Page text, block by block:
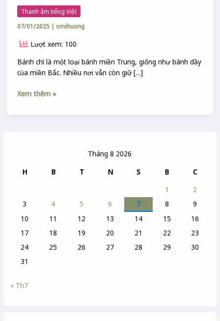
Tháng 8 2026
H
B T N S B
C
1
2
3
4 5 6 7 8
9
10
11 12 13 14 15
16
17
18 19 20 21 22
23
24
25 26 27 28 29
30
31
« Th7
Thanh âm tiếng Việt
07/01/2025 | omihuong
Lượt xem: 100
Bánh chì là một loại bánh miền Trung, giống như bánh dầy
của miền Bắc. Nhiều nơi vẫn còn giữ […]
Xem thêm »